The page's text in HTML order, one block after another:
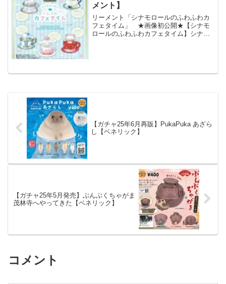
メント】
リーメント「シナモロールのふわふわカ
フェタイム」 ★画像初公開★【シナモ
ロールのふわふわカフェタイム】シナモ
【ガチャ25年6月再販】PukaPuka あざら
し【ベネリック】
【ガチャ25年5月発売】ぶんぶくちゃがま
茂林寺へやってきた【ベネリック】
コメント